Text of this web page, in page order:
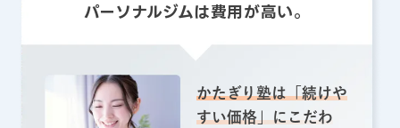
パーソナルジムは費用が高い。
かたぎり塾は「続けや
すい価格」にこだわ